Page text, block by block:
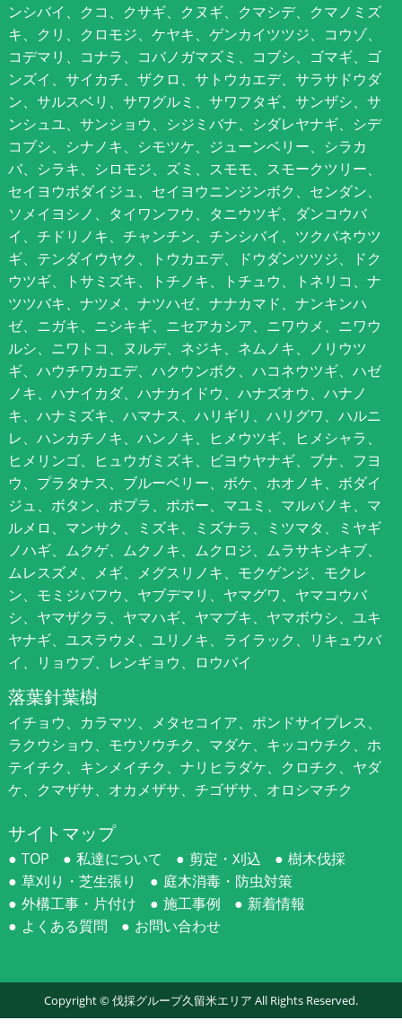
ンシバイ、クコ、クサギ、クヌギ、クマシデ、クマノミズ
キ、クリ、クロモジ、ケヤキ、ゲンカイツツジ、コウゾ、
コデマリ、コナラ、コバノガマズミ、コブシ、ゴマギ、ゴ
ンズイ、サイカチ、ザクロ、サトウカエデ、サラサドウダ
ン、サルスベリ、サワグルミ、サワフタギ、サンザシ、サ
ンシュユ、サンショウ、シジミバナ、シダレヤナギ、シデ
コブシ、シナノキ、シモツケ、ジューンベリー、シラカ
バ、シラキ、シロモジ、ズミ、スモモ、スモークツリー、
セイヨウボダイジュ、セイヨウニンジンボク、センダン、
ソメイヨシノ、タイワンフウ、タニウツギ、ダンコウバ
イ、チドリノキ、チャンチン、チンシバイ、ツクバネウツ
ギ、テンダイウヤク、トウカエデ、ドウダンツツジ、ドク
ウツギ、トサミズキ、トチノキ、トチュウ、トネリコ、ナ
ツツバキ、ナツメ、ナツハゼ、ナナカマド、ナンキンハ
ゼ、ニガキ、ニシキギ、ニセアカシア、ニワウメ、ニワウ
ルシ、ニワトコ、ヌルデ、ネジキ、ネムノキ、ノリウツ
ギ、ハウチワカエデ、ハクウンボク、ハコネウツギ、ハゼ
ノキ、ハナイカダ、ハナカイドウ、ハナズオウ、ハナノ
キ、ハナミズキ、ハマナス、ハリギリ、ハリグワ、ハルニ
レ、ハンカチノキ、ハンノキ、ヒメウツギ、ヒメシャラ、
ヒメリンゴ、ヒュウガミズキ、ビヨウヤナギ、ブナ、フヨ
ウ、プラタナス、ブルーベリー、ボケ、ホオノキ、ボダイ
ジュ、ボタン、ポプラ、ポポー、マユミ、マルバノキ、マ
ルメロ、マンサク、ミズキ、ミズナラ、ミツマタ、ミヤギ
ノハギ、ムクゲ、ムクノキ、ムクロジ、ムラサキシキブ、
ムレスズメ、メギ、メグスリノキ、モクゲンジ、モクレ
ン、モミジバフウ、ヤブデマリ、ヤマグワ、ヤマコウバ
シ、ヤマザクラ、ヤマハギ、ヤマブキ、ヤマボウシ、ユキ
ヤナギ、ユスラウメ、ユリノキ、ライラック、リキュウバ
イ、リョウブ、レンギョウ、ロウバイ
落葉針葉樹
イチョウ、カラマツ、メタセコイア、ポンドサイプレス、
ラクウショウ、モウソウチク、マダケ、キッコウチク、ホ
テイチク、キンメイチク、ナリヒラダケ、クロチク、ヤダ
ケ、クマザサ、オカメザサ、チゴザサ、オロシマチク
サイトマップ
TOP 私達について 剪定・刈込
樹木伐採
草刈り・芝生張り
庭木消毒・防虫対策
外構工事・片付け
施工事例
新着情報
よくある質問
お問い合わせ
Copyright ©伐採グループ久留米エリア All Rights Reserved.